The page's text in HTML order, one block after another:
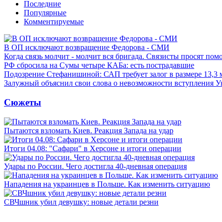
Последние
Популярные
Комментируемые
В ОП исключают возвращение Федорова - СМИ
Когда связь молчит - молчит вся бригада. Связисты просят
РФ сбросила на Сумы четыре КАБа: есть пострадавшие
Подозрение Стефанишиной: САП требует залог в размере 13,3
Залужный объяснил свои слова о невозможности
Сюжеты
Пытаются взломать Киев. Реакция Запада на удар
Итоги 04.08: "Сафари" в Херсоне и итоги операции
Удары по России. Чего достигла 40-дневная операция
Нападения на украинцев в Польше. Как изменить ситуацию
СВЧшник убил девушку: новые детали резни